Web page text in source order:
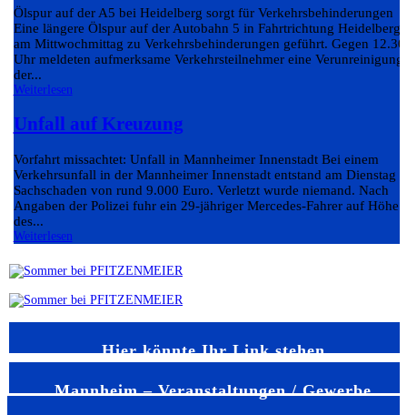
Ölspur auf der A5 bei Heidelberg sorgt für Verkehrsbehinderungen
Eine längere Ölspur auf der Autobahn 5 in Fahrtrichtung Heidelberg
am Mittwochmittag zu Verkehrsbehinderungen geführt. Gegen 12.30
Uhr meldeten aufmerksame Verkehrsteilnehmer eine Verunreinigung
der...
Weiterlesen
Unfall auf Kreuzung
Vorfahrt missachtet: Unfall in Mannheimer Innenstadt Bei einem
Verkehrsunfall in der Mannheimer Innenstadt entstand am Dienstag
Sachschaden von rund 9.000 Euro. Verletzt wurde niemand. Nach
Angaben der Polizei fuhr ein 29-jähriger Mercedes-Fahrer auf Höhe
des...
Weiterlesen
Hier könnte Ihr Link stehen
Mannheim – Veranstaltungen / Gewerbe